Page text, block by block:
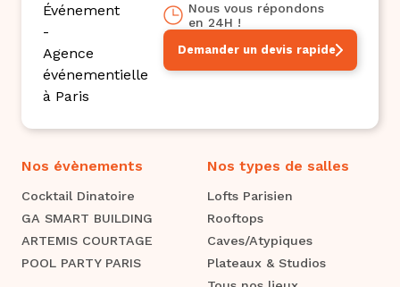
Demander un devis rapide
Nous vous répondons
en 24H !
Nos évènements
Cocktail Dinatoire
GA SMART BUILDING
ARTEMIS COURTAGE
POOL PARTY PARIS
Nos types de salles
Lofts Parisien
Rooftops
Caves/Atypiques
Plateaux & Studios